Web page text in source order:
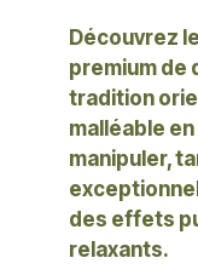
Découvrez le
premium de
tradition
malléable
manipuler,
des effets
relaxants.